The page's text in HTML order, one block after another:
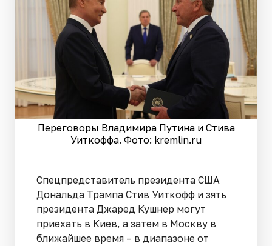
Переговоры Владимира Путина и Стива
Уиткоффа. Фото: kremlin.ru
Спецпредставитель президента США
Дональда Трампа Стив Уиткофф и зять
президента Джаред Кушнер могут
приехать в Киев, а затем в Москву в
ближайшее время – в диапазоне от